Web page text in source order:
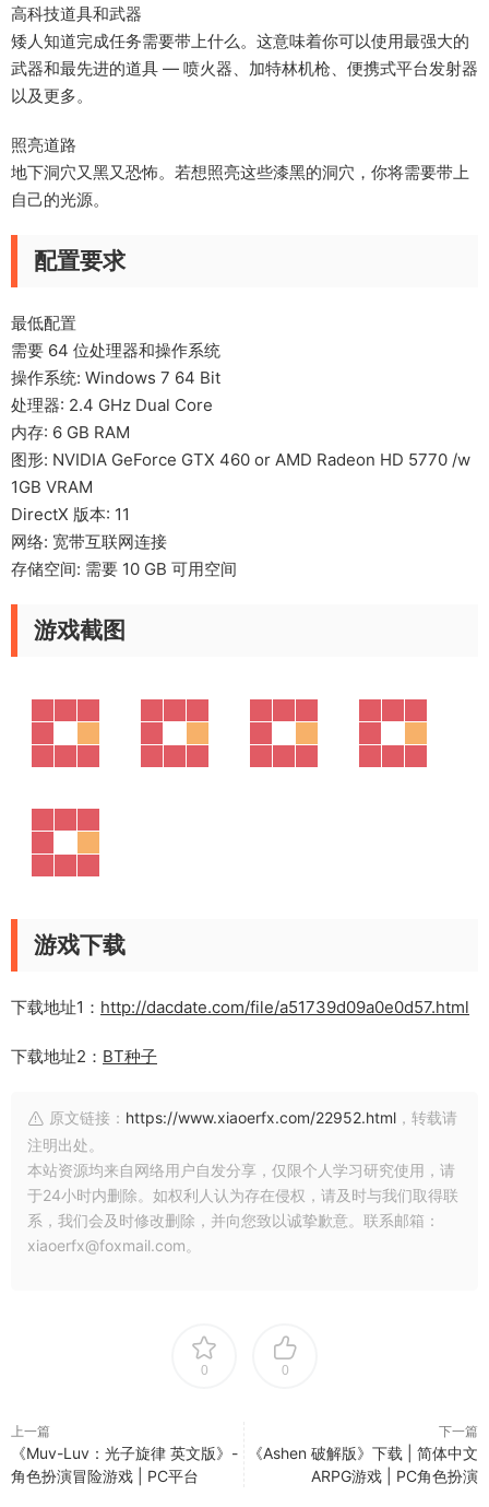
高科技道具和武器
矮人知道完成任务需要带上什么。这意味着你可以使用最强大的
武器和最先进的道具 — 喷火器、加特林机枪、便携式平台发射器
以及更多。
照亮道路
地下洞穴又黑又恐怖。若想照亮这些漆黑的洞穴，你将需要带上
自己的光源。
配置要求
最低配置
需要 64 位处理器和操作系统
操作系统: Windows 7 64 Bit
处理器: 2.4 GHz Dual Core
内存: 6 GB RAM
图形: NVIDIA GeForce GTX 460 or AMD Radeon HD 5770 /w
1GB VRAM
DirectX 版本: 11
网络: 宽带互联网连接
存储空间: 需要 10 GB 可用空间
游戏截图
游戏下载
下载地址1： http://dacdate.com/file/a51739d09a0e0d57.html
下载地址2： BT种子
原文链接： https://www.xiaoerfx.com/22952.html ，转载请
注明出处。
本站资源均来自网络用户自发分享，仅限个人学习研究使用，请
于24小时内删除。如权利人认为存在侵权，请及时与我们取得联
系，我们会及时修改删除，并向您致以诚挚歉意。联系邮箱：
xiaoerfx@foxmail.com。
0 0
上一篇
《Muv-Luv：光子旋律 英文版》-
角色扮演冒险游戏 | PC平台
下一篇
《Ashen 破解版》下载 | 简体中文
ARPG游戏 | PC角色扮演